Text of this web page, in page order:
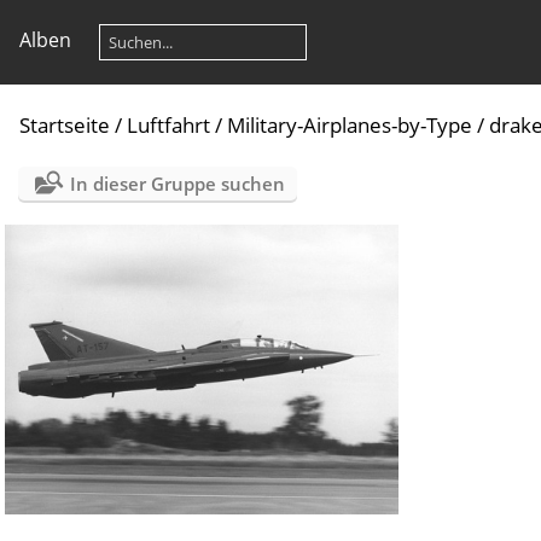
Alben
Startseite / Luftfahrt/ Military-Airplanes-by-Type /
In dieser Gruppe suchen